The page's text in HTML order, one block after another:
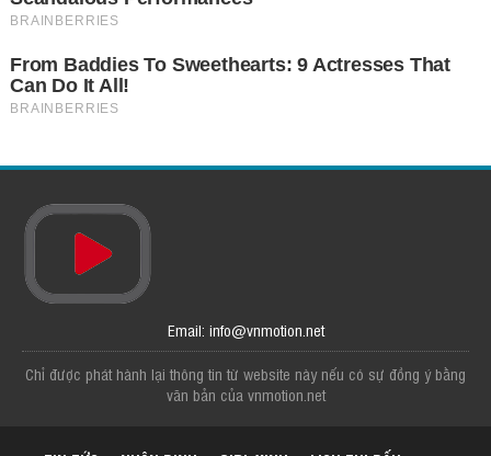
Email: info@vnmotion.net
Chỉ được phát hành lại thông tin từ website này nếu có sự đồng ý bằng
văn bản của vnmotion.net